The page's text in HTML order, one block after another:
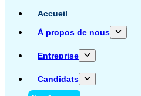
Accueil
À propos de nous
Entreprise
Candidats